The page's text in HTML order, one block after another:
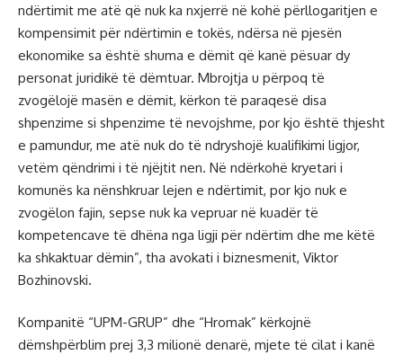
ndërtimit me atë që nuk ka nxjerrë në kohë përllogaritjen e
kompensimit për ndërtimin e tokës, ndërsa në pjesën
ekonomike sa është shuma e dëmit që kanë pësuar dy
personat juridikë të dëmtuar. Mbrojtja u përpoq të
zvogëlojë masën e dëmit, kërkon të paraqesë disa
shpenzime si shpenzime të nevojshme, por kjo është thjesht
e pamundur, me atë nuk do të ndryshojë kualifikimi ligjor,
vetëm qëndrimi i të njëjtit nen. Në ndërkohë kryetari i
komunës ka nënshkruar lejen e ndërtimit, por kjo nuk e
zvogëlon fajin, sepse nuk ka vepruar në kuadër të
kompetencave të dhëna nga ligji për ndërtim dhe me këtë
ka shkaktuar dëmin”, tha avokati i biznesmenit, Viktor
Bozhinovski.
Kompanitë “UPM-GRUP” dhe “Hromak” kërkojnë
dëmshpërblim prej 3,3 milionë denarë, mjete të cilat i kanë